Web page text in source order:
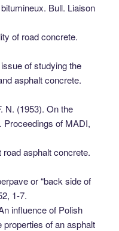
Bull. Liaison
of road concrete.
of studying the
asphalt concrete.
N. (1953). On the
Proceedings of MADI,
asphalt concrete.
or “back side of
1-7.
influence of Polish
of an asphalt